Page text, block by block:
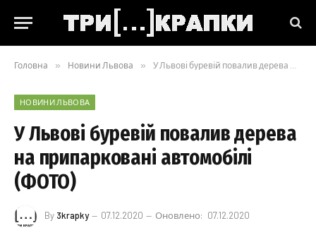
Головна » Новини Львова » У Львові буревій повалив дерева на припарковані автомобілі (ФОТО)
НОВИНИ ЛЬВОВА
У Львові буревій повалив дерева
на припарковані автомобілі
(ФОТО)
By 3krapky 07.12.2020 Оновлено: 07.12.2020